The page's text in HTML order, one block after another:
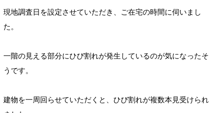
現地調査日を設定させていただき、ご在宅の時間に伺いまし
た。
一階の見える部分にひび割れが発生しているのが気になったそ
うです。
建物を一周回らせていただくと、ひび割れが複数本見受けられ